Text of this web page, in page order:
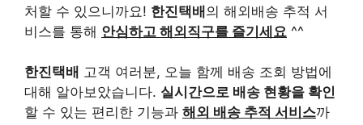
처할 수 있으니까요! 한진택배의 해외배송 추적 서
비스를 통해 안심하고 해외직구를 즐기세요 ^^
한진택배 고객 여러분, 오늘 함께 배송 조회 방법에
대해 알아보았습니다. 실시간으로 배송 현황을 확인
할 수 있는 편리한 기능과 해외 배송 추적 서비스까